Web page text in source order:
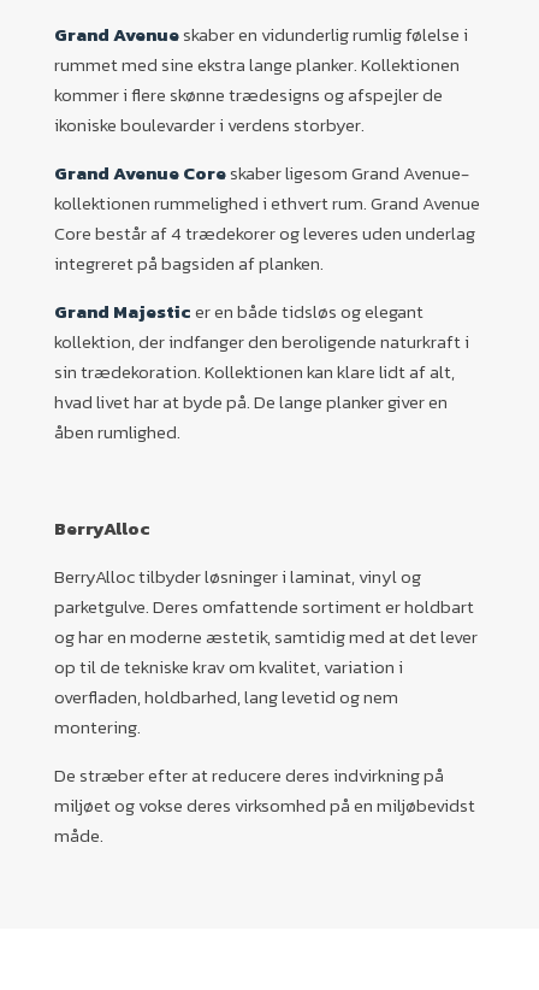
Grand Avenueskaber en vidunderlig rumlig følelse i
rummet med sine ekstra lange planker. Kollektionen
kommer i flere skønne trædesigns og afspejler de
ikoniske boulevarder i verdens storbyer.
Grand Avenue Coreskaber ligesom Grand Avenue-
kollektionen rummelighed i ethvert rum. Grand Avenue
Core består af 4 trædekorer og leveres uden underlag
integreret på bagsiden af planken.
Grand Majesticer en både tidsløs og elegant
kollektion, der indfanger den beroligende naturkraft i
sin trædekoration. Kollektionen kan klare lidt af alt,
hvad livet har at byde på. De lange planker giver en
åben rumlighed.
BerryAlloc
BerryAlloc tilbyder løsninger i laminat, vinyl og
parketgulve. Deres omfattende sortiment er holdbart
og har en moderne æstetik, samtidig med at det lever
op til de tekniske krav om kvalitet, variation i
overfladen, holdbarhed, lang levetid og nem
montering.
De stræber efter at reducere deres indvirkning på
miljøet og vokse deres virksomhed på en miljøbevidst
måde.